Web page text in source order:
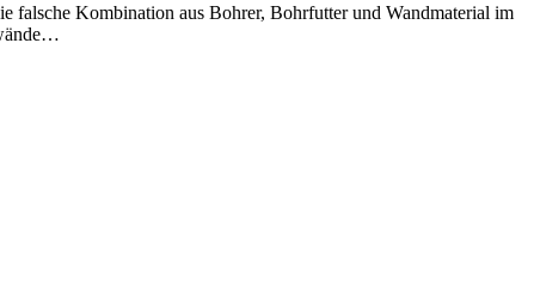
falsche Kombination aus Bohrer, Bohrfutter und Wandmaterial im